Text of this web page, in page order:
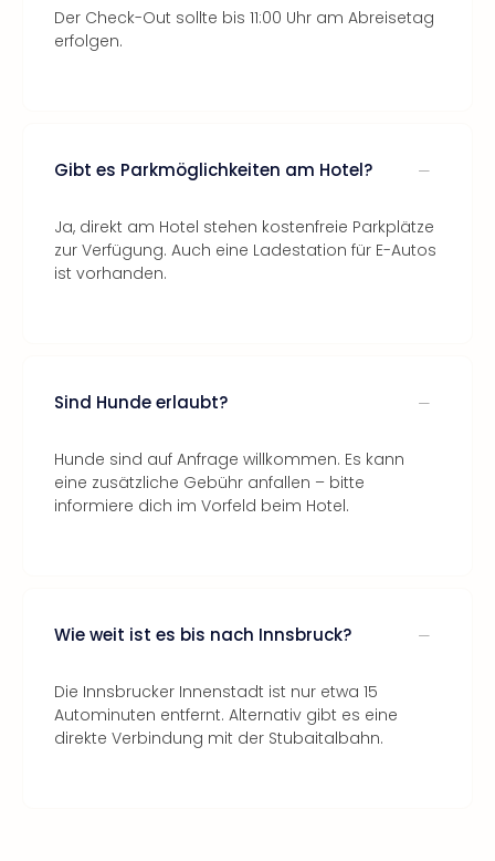
Der Check-Out sollte bis 11:00 Uhr am Abreisetag
erfolgen.
Gibt es Parkmöglichkeiten am Hotel?
Ja, direkt am Hotel stehen kostenfreie Parkplätze
zur Verfügung. Auch eine Ladestation für E-Autos
ist vorhanden.
Sind Hunde erlaubt?
Hunde sind auf Anfrage willkommen. Es kann
eine zusätzliche Gebühr anfallen – bitte
informiere dich im Vorfeld beim Hotel.
Wie weit ist es bis nach Innsbruck?
Die Innsbrucker Innenstadt ist nur etwa 15
Autominuten entfernt. Alternativ gibt es eine
direkte Verbindung mit der Stubaitalbahn.